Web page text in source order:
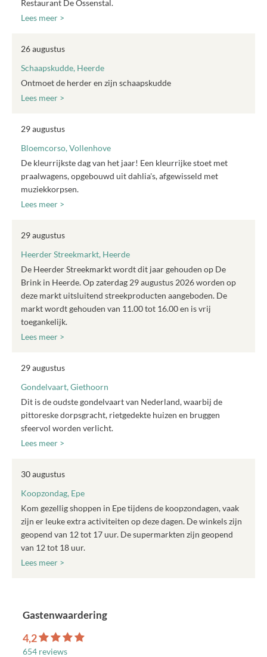
Restaurant De Ossenstal.
Lees meer >
26 augustus
Schaapskudde, Heerde
Ontmoet de herder en zijn schaapskudde
Lees meer >
29 augustus
Bloemcorso, Vollenhove
De kleurrijkste dag van het jaar! Een kleurrijke stoet met
praalwagens, opgebouwd uit dahlia's, afgewisseld met
muziekkorpsen.
Lees meer >
29 augustus
Heerder Streekmarkt, Heerde
De Heerder Streekmarkt wordt dit jaar gehouden op De
Brink in Heerde. Op zaterdag 29 augustus 2026 worden op
deze markt uitsluitend streekproducten aangeboden. De
markt wordt gehouden van 11.00 tot 16.00 en is vrij
toegankelijk.
Lees meer >
29 augustus
Gondelvaart, Giethoorn
Dit is de oudste gondelvaart van Nederland, waarbij de
pittoreske dorpsgracht, rietgedekte huizen en bruggen
sfeervol worden verlicht.
Lees meer >
30 augustus
Koopzondag, Epe
Kom gezellig shoppen in Epe tijdens de koopzondagen, vaak
zijn er leuke extra activiteiten op deze dagen. De winkels zijn
geopend van 12 tot 17 uur. De supermarkten zijn geopend
van 12 tot 18 uur.
Lees meer >
Gastenwaardering
4,2
654 reviews